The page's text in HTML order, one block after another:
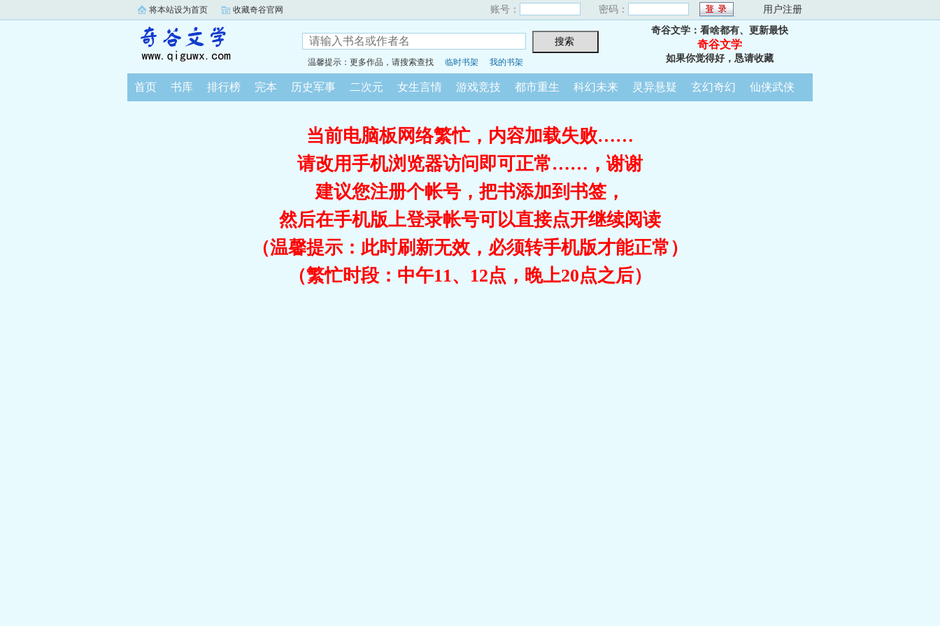
将本站设为首页 收藏奇谷官网 账号： 密码： 用户注册
温馨提示：更多作品，请搜索查找 临时书架 我的书架
奇谷文学：看啥都有、更新最快
奇谷文学
如果你觉得好，恳请收藏
首页 书库 排行榜 完本 历史军事 二次元 女生言情 游戏竞技 都市重生 科幻未来 灵异悬疑 玄幻奇幻 仙侠武侠
当前电脑板网络繁忙，内容加载失败……
请改用手机浏览器访问即可正常……，谢谢
建议您注册个帐号，把书添加到书签，
然后在手机版上登录帐号可以直接点开继续阅读
（温馨提示：此时刷新无效，必须转手机版才能正常）
（繁忙时段：中午11、12点，晚上20点之后）